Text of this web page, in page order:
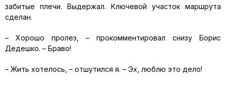
забитые плечи. Выдержал. Ключевой участок маршрута
сделан.
– Хорошо пролез, – прокомментировал снизу Борис
Дедешко. – Браво!
– Жить хотелось, – отшутился я. – Эх, люблю это дело!